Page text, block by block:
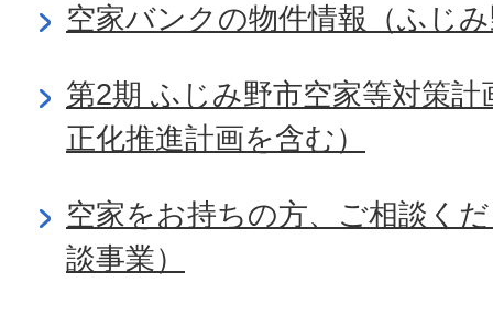
空家バンクの物件情報（ふじ
第2期 ふじみ野市空家等対策
正化推進計画を含む）
空家をお持ちの方、ご相談く
談事業）